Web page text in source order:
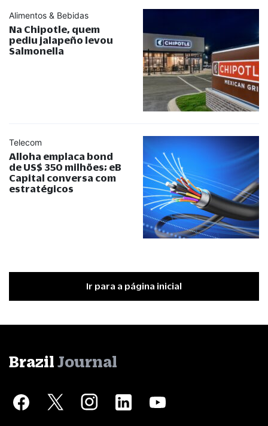
Alimentos & Bebidas
Na Chipotle, quem
pediu jalapeño levou
Salmonella
Telecom
Alloha emplaca bond
de US$ 350 milhões; eB
Capital conversa com
estratégicos
Ir para a página inicial
Brazil Journal